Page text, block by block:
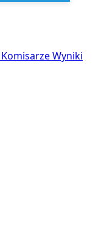
KomisarzeWyniki